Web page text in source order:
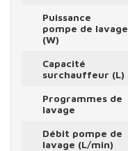
Puissance
pompe de lavage
(W)
Capacité
surchauffeur (L)
Programmes de
lavage
Débit pompe de
lavage (L/min)